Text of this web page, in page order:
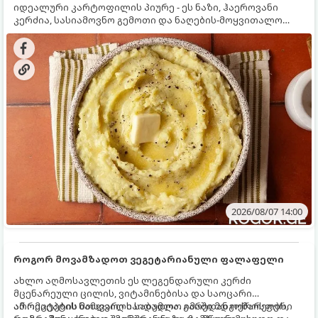
იდეალური კარტოფილის პიურე - ეს ნაზი, ჰაეროვანი
კერძია, სასიამოვნო გემოთი და ნაღების-მოყვითალო
ფერით. მისი მომზადება ძალიან მარტივია, მაგრამ
არსებობს რამდენიმე საიდუმლო, რომლებიც უნდა
იცოდეთ, რომ პიურე იდეალურად გემრიელი გამოვიდეს.
2026/08/07 14:00
როგორ მოვამზადოთ ვეგეტარიანული ფალაფელი
ახლო აღმოსავლეთის ეს ლეგენდარული კერძი
მცენარეული ცილის, ვიტამინებისა და საოცარი
არომატების ნამდვილი საბადოა. გარედან ოქროსფერი
ამ რეცეპტის მთავარი საიდუმლო იმაში მდგომარეობს,